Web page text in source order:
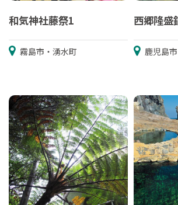
和気神社藤祭1
霧島市・湧水町
西郷隆盛
鹿児島